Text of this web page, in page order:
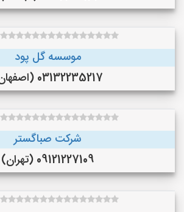
موسسه گل پود
03132235217 (اصفهان)
شرکت صباگستر
09121227109 (تهران)